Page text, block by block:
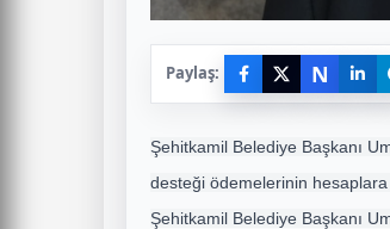
Paylaş: N
Şehitkamil Belediye Başkanı
desteği ödemelerinin hesaplara
Şehitkamil Belediye Başkanı